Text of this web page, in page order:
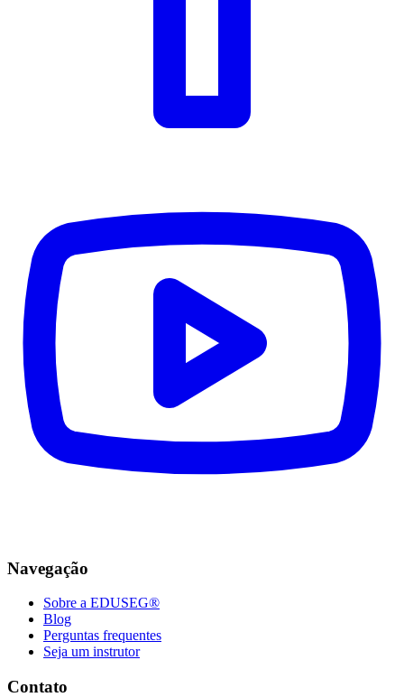
Navegação
Sobre a EDUSEG®
Blog
Perguntas frequentes
Seja um instrutor
Contato